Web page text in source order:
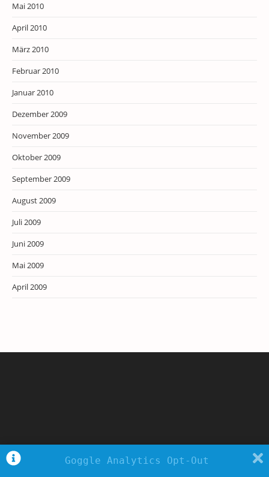
Mai 2010
April 2010
März 2010
Februar 2010
Januar 2010
Dezember 2009
November 2009
Oktober 2009
September 2009
August 2009
Juli 2009
Juni 2009
Mai 2009
April 2009
Goggle Analytics Opt-Out